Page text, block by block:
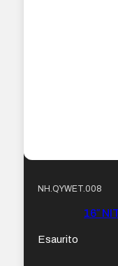
NH.QYWET.008
16″
Esaurito